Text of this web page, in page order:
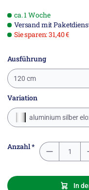
ca. 1 Woche
Versand mit
Sie sparen: 31,40 €
Ausführung
120 cm
Variation
aluminium silber
Anzahl *
In